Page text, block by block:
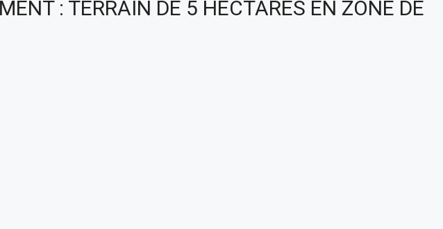
: TERRAIN DE 5 HECTARES EN ZONE DE